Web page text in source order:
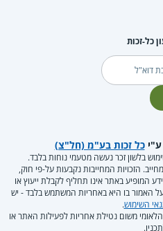
כל-זכות
ע"יכל זכות בע"מ (חל"צ)
בלשון זכר נעשה מטעמי נוחות בלבד.
הזכויות המחייבות נקבעות על-פי חוק,
המופיע באתר אינו תחליף לקבלת ייעוץ או
האמור בו היא באחריות המשתמש בלבד - יש
השימוש.
משום נטילת אחריות לפעילות האתר או